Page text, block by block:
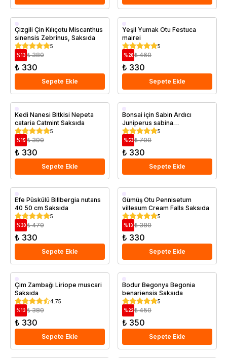
Saksıda
Çizgili Çin Kılıçotu Miscanthus
sinensis Zebrinus, Saksıda
5
%13 ₺ 380
₺ 330
Sepete Ekle
Saksıda
Yeşil Yumak Otu Festuca
mairei
5
%28 ₺ 460
₺ 330
Sepete Ekle
Saksıda
Kedi Nanesi Bitkisi Nepeta
cataria Catmint Saksıda
5
%15 ₺ 390
₺ 330
Sepete Ekle
Saksıda
Bonsai için Sabin Ardıcı
Juniperus sabina
Tamariscifolia Saksıda
5
% 53 ₺ 700
₺ 330
Sepete Ekle
Saksıda
Efe Püskülü Billbergia nutans
40 50 cm Saksıda
5
%30 ₺ 470
₺ 330
Sepete Ekle
Saksıda
Gümüş Otu Pennisetum
villesum Cream Falls Saksıda
5
%13 ₺ 380
₺ 330
Sepete Ekle
Saksıda
Çim Zambağı Liriope muscari
Saksıda
4.75
%13 ₺ 380
₺ 330
Sepete Ekle
Saksıda
Bodur Begonya Begonia
benariensis Saksıda
5
%22 ₺ 450
₺ 350
Sepete Ekle